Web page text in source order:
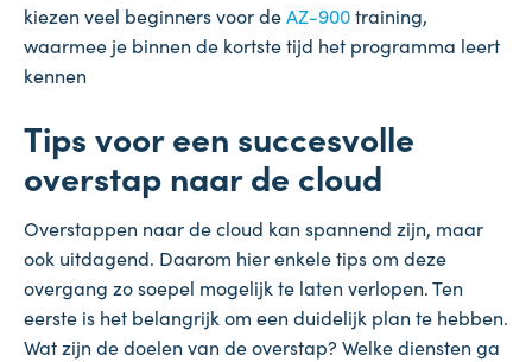
kiezen veel beginners voor deAZ-900training,
waarmee je binnen de kortste tijd het programma leert
kennen
Tips voor een succesvolle
overstap naar de cloud
Overstappen naar de cloud kan spannend zijn, maar
ook uitdagend. Daarom hier enkele tips om deze
overgang zo soepel mogelijk te laten verlopen. Ten
eerste is het belangrijk om een duidelijk plan te hebben.
Wat zijn de doelen van de overstap? Welke diensten ga